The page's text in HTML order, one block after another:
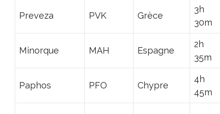
Preveza PVK Grèce
3h
30m
Minorque MAH Espagne
2h
35m
Paphos PFO Chypre
4h
45m